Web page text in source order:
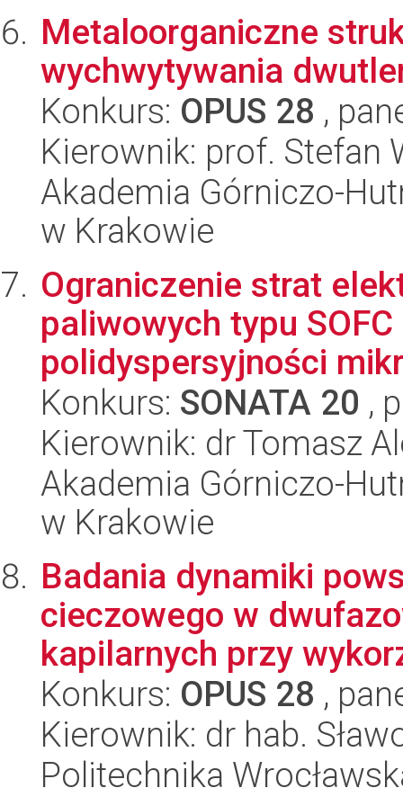
Metaloorganiczne
wychwytywania
Konkurs: OPUS 28 ,
Kierownik: prof. Stefan
Akademia Górniczo-
w Krakowie
Ograniczenie strat
paliwowych typu
polidyspersyjności
Konkurs: SONATA 20 ,
Kierownik: dr Tomasz
Akademia Górniczo-
w Krakowie
Badania dynamiki
cieczowego w
kapilarnych przy
Konkurs: OPUS 28 ,
Kierownik: dr hab.
Politechnika